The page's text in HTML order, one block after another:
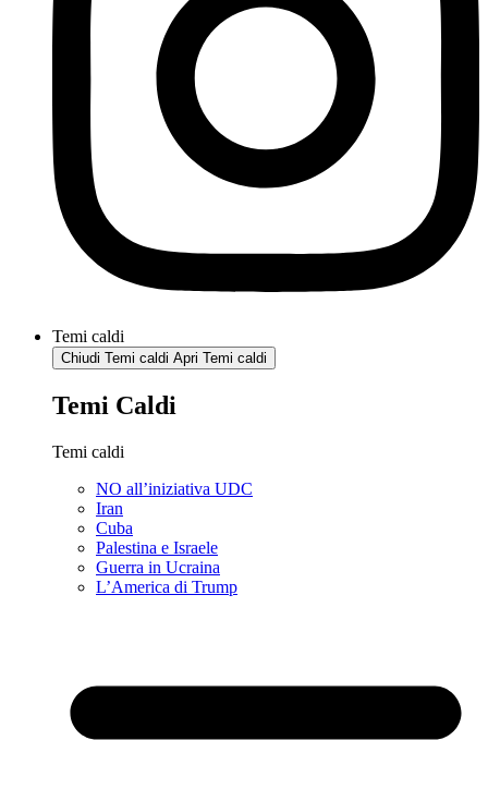
Temi caldi
Chiudi Temi caldi Apri Temi caldi
Temi Caldi
Temi caldi
NO all’iniziativa UDC
Iran
Cuba
Palestina e Israele
Guerra in Ucraina
L’America di Trump